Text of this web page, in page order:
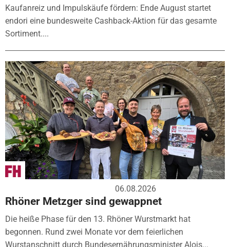
Kaufanreiz und Impulskäufe fördern: Ende August startet
endori eine bundesweite Cashback-Aktion für das gesamte
Sortiment....
06.08.2026
Rhöner Metzger sind gewappnet
Die heiße Phase für den 13. Rhöner Wurstmarkt hat
begonnen. Rund zwei Monate vor dem feierlichen
Wurstanschnitt durch Bundesernährungsminister Alois...